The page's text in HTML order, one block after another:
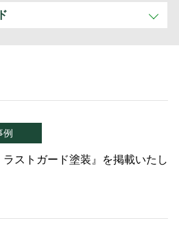
例
ストガード塗装』を掲載いたし